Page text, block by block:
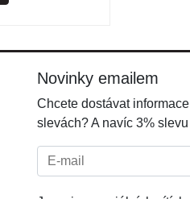
Novinky emailem
Chcete dostávat
slevách? A navíc 3%
E-mail: